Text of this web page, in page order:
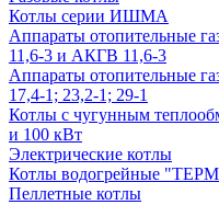
Котлы серии ИШМА
Аппараты отопительные
11,6-3 и АКГВ 11,6-3
Аппараты отопительные
17,4-1; 23,2-1; 29-1
Котлы с чугунным
и 100 кВт
Электрические котлы
Котлы водогрейные
Пеллетные котлы